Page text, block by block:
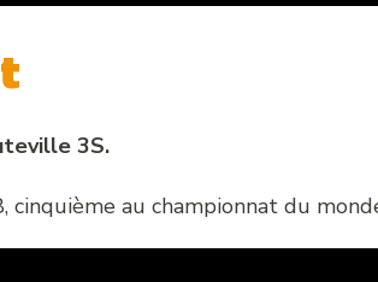
3S.
cinquième au championnat du